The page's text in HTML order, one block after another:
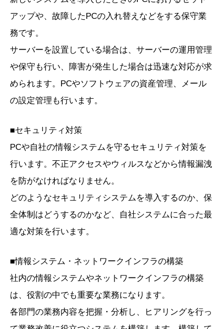
アップや、故障したPCの入れ替えなどをする保守業
務です。
サーバーを設置している場合は、サーバーの運用管理
や保守も行い、障害が発生した場合は迅速な対応が求
められます。PCやソフトウェアの資産管理、メール
の設定管理も行います。
■セキュリティ対策
PCや自社の情報システムを守るセキュリティ対策を
行います。不正アクセスやウィルスなどから情報漏洩
を防がなければなりません。
どのようなセキュリティシステムを導入するのか、保
全体制はどうするのかなど、自社システムに合った最
適な対策を行います。
■情報システム・ネットワークインフラの構築
社内の情報システムやネットワークインフラの構築
は、役割の中でも重要な業務になります。
各部門の業務内容を把握・分析し、ヒアリングを行っ